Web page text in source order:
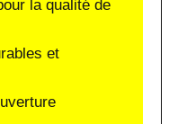
la qualité de
et